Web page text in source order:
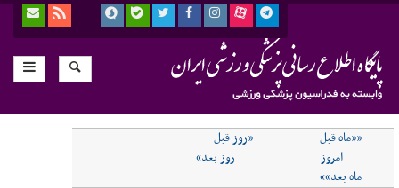
««ماه قبل
«روز قبل
امروز
روز بعد»
ماه بعد»»